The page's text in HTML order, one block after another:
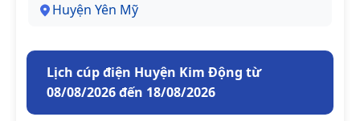
Huyện Yên Mỹ
Lịch cúp điện Huyện Kim Động từ
08/08/2026 đến 18/08/2026